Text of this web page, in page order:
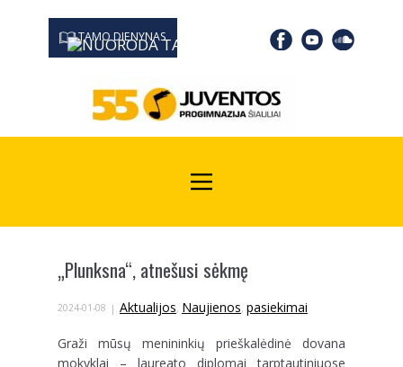
TAMO DIENYNAS
0667 19366
„Plunksna“, atnešusi sėkmę
2024-01-08 Aktualijos, Naujienos, pasiekimai
Graži mūsų menininkių prieškalėdinė dovana
mokyklai – laureato diplomai tarptautiniuose